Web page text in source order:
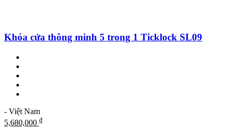
Khóa cửa thông minh 5 trong 1 Ticklock SL09
- Việt Nam
5,680,000 ₫